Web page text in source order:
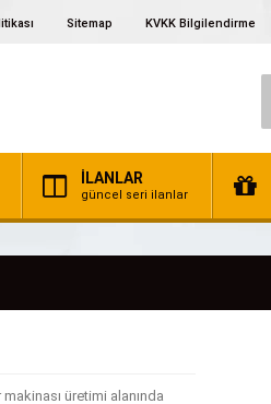
Sitemap KVKK Bilgilendirme
İLANLAR
güncel seri ilanlar
üretimi alanında